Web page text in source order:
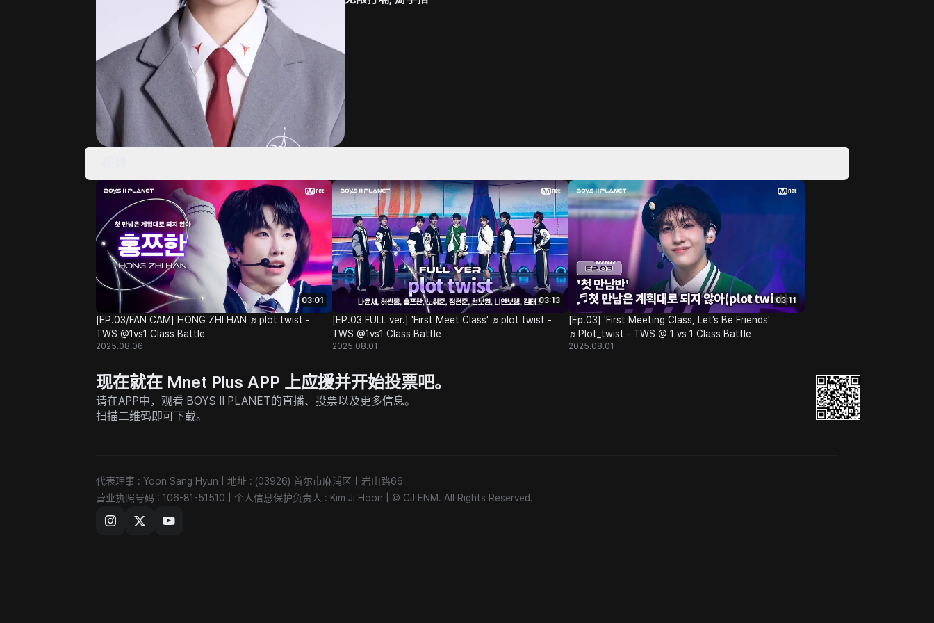
03:01
[EP.03/FAN CAM] HONG ZHI HAN ♬plot twist -
TWS @1vs1 Class Battle
2025.08.06
03:13
[EP.03 FULL ver.] 'First Meet Class' ♬plot twist -
TWS @1vs1 Class Battle
2025.08.01
03:11
[Ep.03] 'First Meeting Class, Let’s Be Friends'
♬Plot_twist - TWS @ 1 vs 1 Class Battle
2025.08.01
现在就在 Mnet Plus APP 上应援并开始投票吧。
请在APP中，观看 BOYS II PLANET的直播、投票以及更多信息。
扫描二维码即可下载。
代表理事 : Yoon Sang Hyun
地址 : (03926) 首尔市麻浦区上岩山路66
营业执照号码 : 106-81-51510
个人信息保护负责人 : Kim Ji Hoon © CJ ENM. All Rights Reserved.